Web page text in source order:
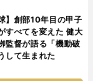
】創部10年目の甲子
すべてを変えた 健大
監督が語る「機動破
して生まれた